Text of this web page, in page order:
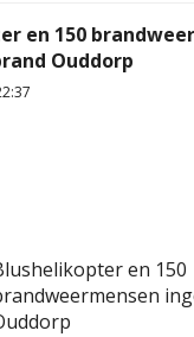
en 150
Ouddorp
en 150